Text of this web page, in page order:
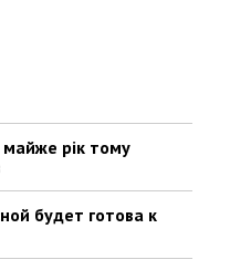
майже рік тому
будет готова к